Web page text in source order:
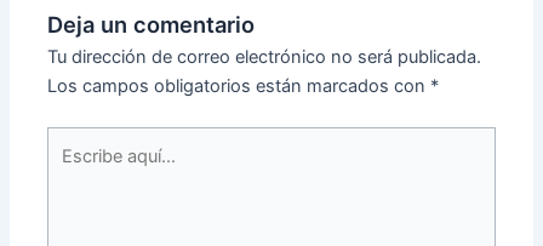
Deja un comentario
Tu dirección de correo electrónico no será publicada.
Los campos obligatorios están marcados con *
aquí...